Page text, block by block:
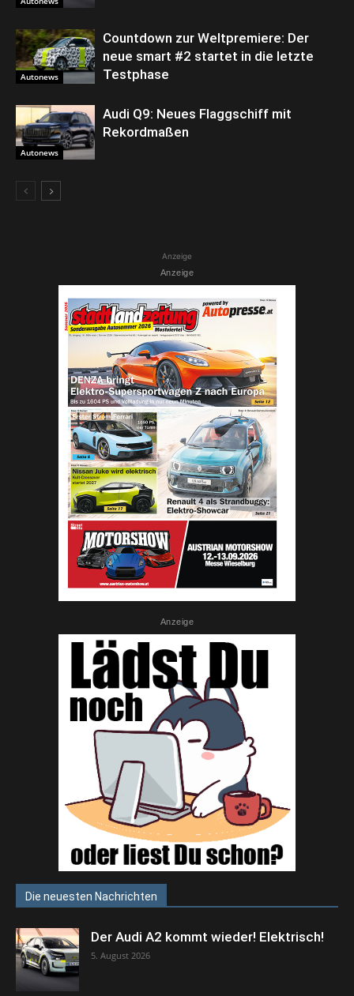
Autonews
Countdown zur Weltpremiere: Der
neue smart #2 startet in die letzte
Testphase
Autonews
Audi Q9: Neues Flaggschiff mit
Rekordmaßen
Anzeige
Anzeige
Anzeige
Die neuesten Nachrichten
Der Audi A2 kommt wieder! Elektrisch!
5. August 2026